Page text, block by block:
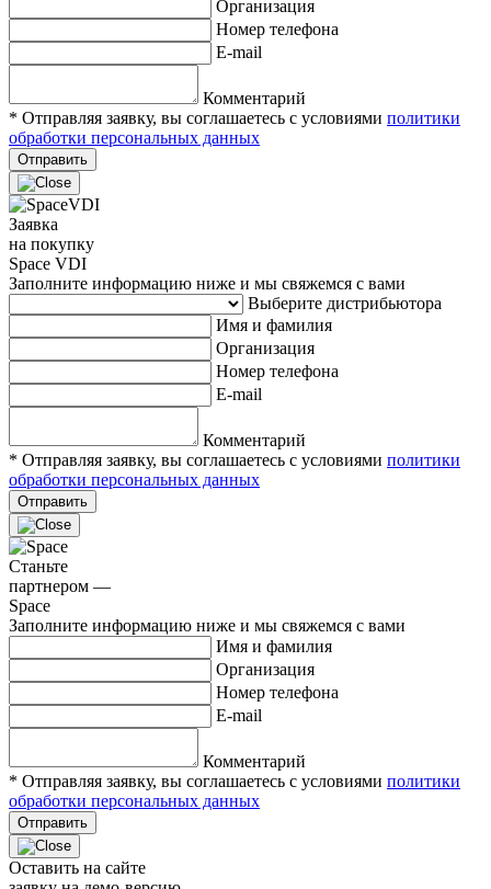
Организация
Номер телефона
E-mail
Комментарий
* Отправляя заявку, вы соглашаетесь с условиями политики
обработки персональных данных
Отправить
Заявка
на покупку
Space VDI
Заполните информацию ниже и мы свяжемся с вами
Выберите дистрибьютора
Имя и фамилия
Организация
Номер телефона
E-mail
Комментарий
* Отправляя заявку, вы соглашаетесь с условиями политики
обработки персональных данных
Отправить
Станьте
партнером —
Space
Заполните информацию ниже и мы свяжемся с вами
Имя и фамилия
Организация
Номер телефона
E-mail
Комментарий
* Отправляя заявку, вы соглашаетесь с условиями политики
обработки персональных данных
Отправить
Оставить на сайте